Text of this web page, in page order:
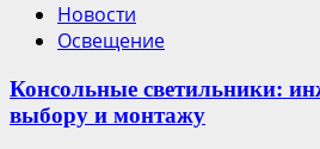
Новости
Освещение
Консольные светильники:
выбору и монтажу